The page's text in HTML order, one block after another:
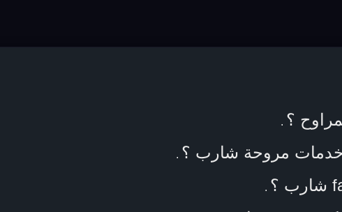
؟ .
خدمات مروحة شارب ؟ .
.